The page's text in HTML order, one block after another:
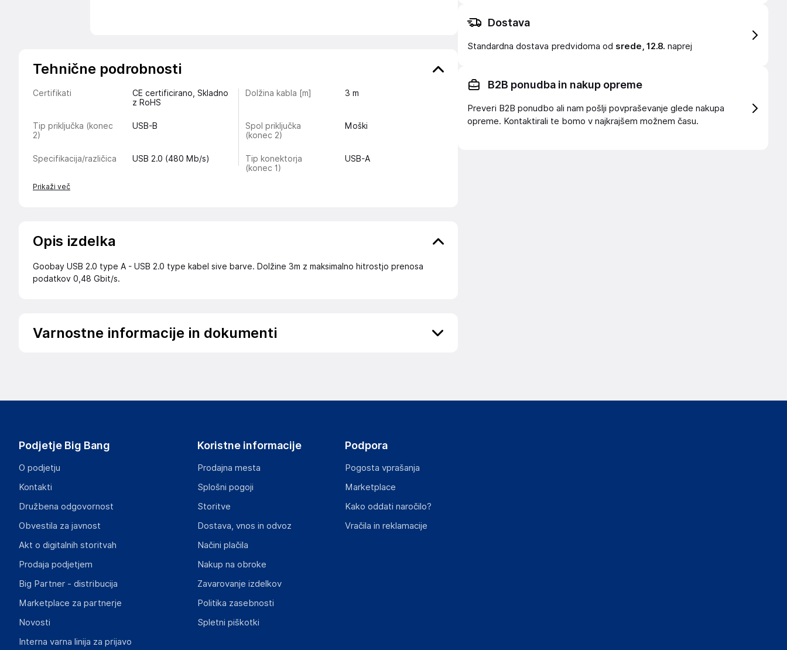
Tehnične podrobnosti
Certifikati
CE certificirano, Skladno
z RoHS
Dolžina kabla [m] 3 m
Tip priključka (konec
2)
USB-B
Spol priključka
(konec 2)
Moški
Specifikacija/različica USB 2.0 (480 Mb/s)
Tip konektorja
(konec 1)
USB-A
Prikaži več
Opis izdelka
Goobay USB 2.0 type A - USB 2.0 type kabel sive barve. Dolžine 3m z maksimalno hitrostjo prenosa
podatkov 0,48 Gbit/s.
Varnostne informacije in dokumenti
office@wentronic.com
Gospodarski subjekt s sedežem v EU, ki zagotavlja skladnost izdelka z zahtevanimi predpisi.
Pillmannstraße 12 38112 Braunschweig
Germany
Dostava
Standardna dostava predvidoma od srede, 12.8. naprej
B2B ponudba in nakup opreme
Preveri B2B ponudbo ali nam pošlji povpraševanje glede nakupa
opreme. Kontaktirali te bomo v najkrajšem možnem času.
Podjetje Big Bang
O podjetju
Kontakti
Družbena odgovornost
Obvestila za javnost
Akt o digitalnih storitvah
Prodaja podjetjem
Big Partner - distribucija
Marketplace za partnerje
Novosti
Interna varna linija za prijavo
Koristne informacije
Prodajna mesta
Splošni pogoji
Storitve
Dostava, vnos in odvoz
Načini plačila
Nakup na obroke
Zavarovanje izdelkov
Politika zasebnosti
Spletni piškotki
Podpora
Pogosta vprašanja
Marketplace
Kako oddati naročilo?
Vračila in reklamacije